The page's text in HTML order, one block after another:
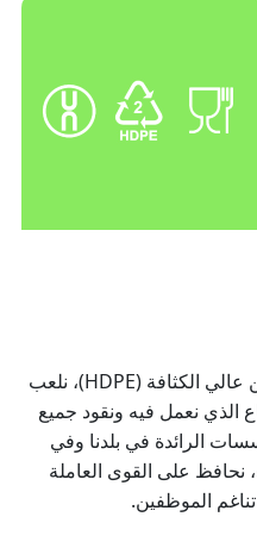
في مجال إنتاج عبوات البولي إيثيلين عالي الكثافة (HDPE)، نلعب
الذي نعمل فيه ونقود جميع
الرائدة في بلدنا وفي
نحافظ على القوى العاملة